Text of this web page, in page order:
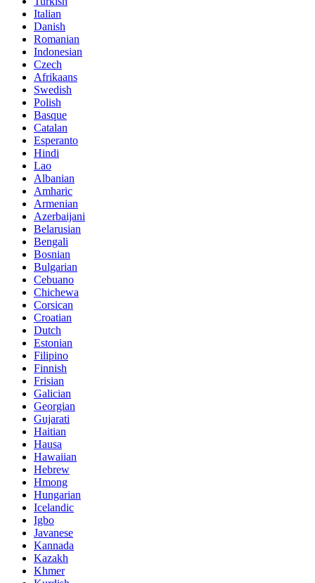
Italian
Danish
Romanian
Indonesian
Czech
Afrikaans
Swedish
Polish
Basque
Catalan
Esperanto
Hindi
Lao
Albanian
Amharic
Armenian
Azerbaijani
Belarusian
Bengali
Bosnian
Bulgarian
Cebuano
Chichewa
Corsican
Croatian
Dutch
Estonian
Filipino
Finnish
Frisian
Galician
Georgian
Gujarati
Haitian
Hausa
Hawaiian
Hebrew
Hmong
Hungarian
Icelandic
Igbo
Javanese
Kannada
Kazakh
Khmer